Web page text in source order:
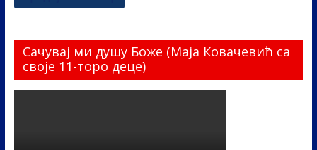
Сачувај ми душу Боже (Маја Ковачевић са
своје 11-торо деце)